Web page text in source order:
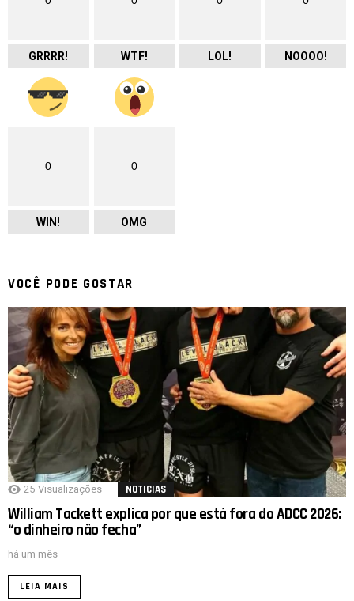
GRRRR! WTF! LOL! NOOOO!
0
WIN!
0
OMG
VOCÊ PODE GOSTAR
25 Visualizações NOTICIAS
William Tackett explica por que está fora do ADCC 2026:
“o dinheiro não fecha”
há um mês
LEIA MAIS